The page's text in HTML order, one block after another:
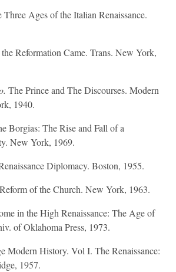
Three Ages of the Italian Renaissance.
Reformation Came. Trans. New York,
The Prince and The Discourses. Modern
1940.
Borgias: The Rise and Fall of a
New York, 1969.
Diplomacy. Boston, 1955.
Reform of the Church. New York, 1963.
in the High Renaissance: The Age of
of Oklahoma Press, 1973.
Modern History. Vol I. The Renaissance:
1957.